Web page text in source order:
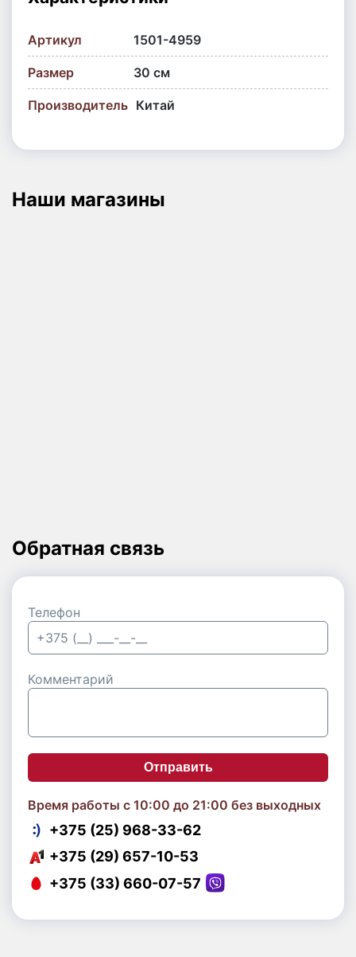
Артикул 1501-4959
Размер 30 см
Производитель Китай
Наши магазины
Обратная связь
Телефон
Комментарий
Отправить
Время работы с 10:00 до 21:00 без выходных
+375 (25) 968-33-62
+375 (29) 657-10-53
+375 (33) 660-07-57
+375 (29) 657-10-53